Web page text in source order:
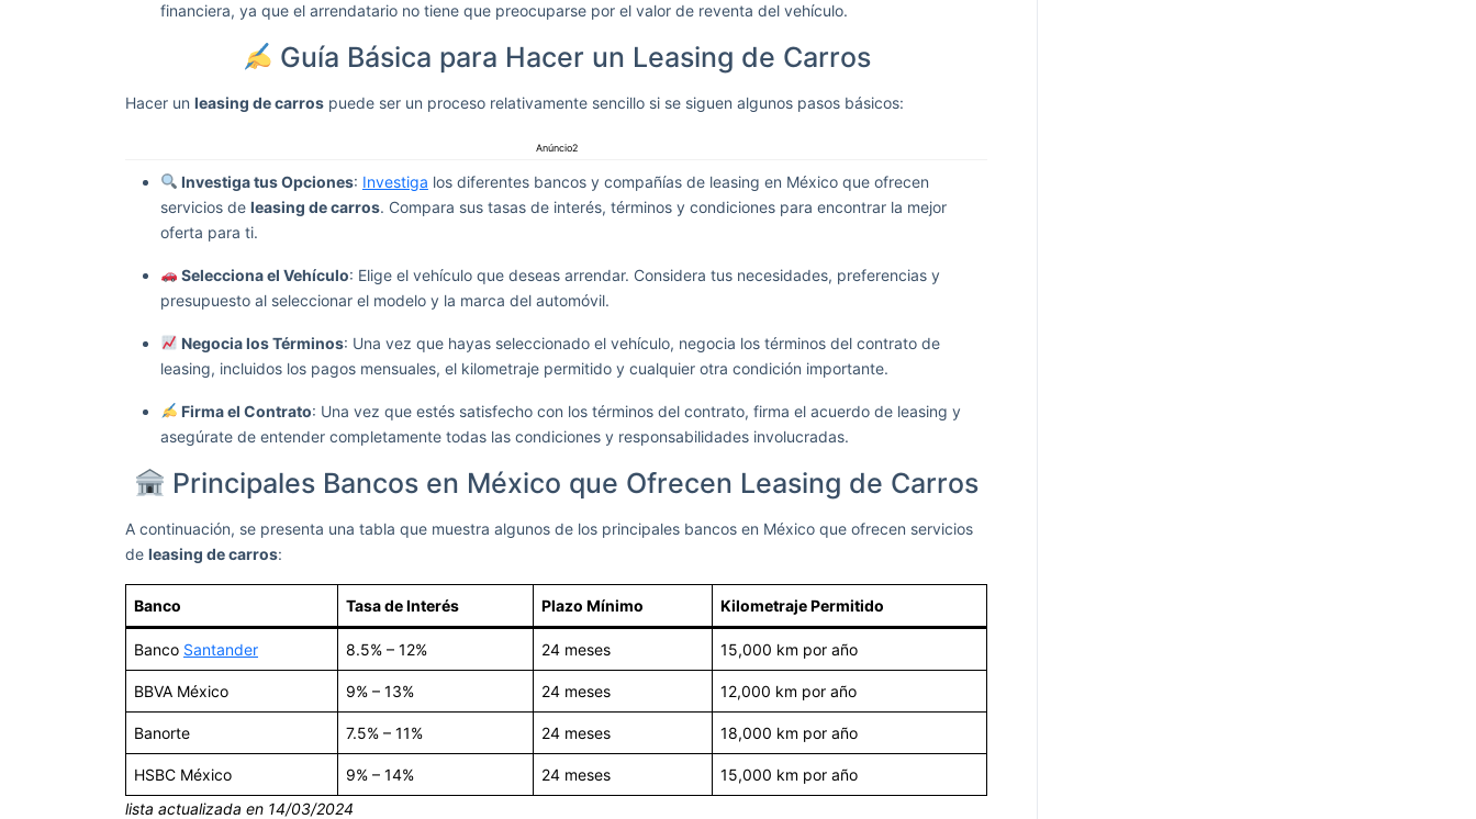
financiera, ya que el arrendatario no tiene que preocuparse por el valor de reventa del vehículo.
Guía Básica para Hacer un Leasing de Carros
Hacer un leasing de carros puede ser un proceso relativamente sencillo si se siguen algunos pasos básicos:
Anúncio2
Investiga tus Opciones: Investiga los diferentes bancos y compañías de leasing en México que ofrecen
servicios de leasing de carros. Compara sus tasas de interés, términos y condiciones para encontrar la mejor
oferta para ti.
Selecciona el Vehículo: Elige el vehículo que deseas arrendar. Considera tus necesidades, preferencias y
presupuesto al seleccionar el modelo y la marca del automóvil.
Negocia los Términos: Una vez que hayas seleccionado el vehículo, negocia los términos del contrato de
leasing, incluidos los pagos mensuales, el kilometraje permitido y cualquier otra condición importante.
Firma el Contrato: Una vez que estés satisfecho con los términos del contrato, firma el acuerdo de leasing y
asegúrate de entender completamente todas las condiciones y responsabilidades involucradas.
Principales Bancos en México que Ofrecen Leasing de Carros
A continuación, se presenta una tabla que muestra algunos de los principales bancos en México que ofrecen servicios
de leasing de carros:
Banco Tasa de Interés Plazo Mínimo Kilometraje Permitido
Banco Santander 8.5% – 12% 24 meses 15,000 km por año
BBVA México 9% – 13% 24 meses 12,000 km por año
Banorte 7.5% – 11% 24 meses 18,000 km por año
HSBC México 9% – 14% 24 meses
15,000 km por año
lista actualizada en 14/03/2024